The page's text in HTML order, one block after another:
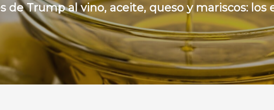
de Trump al vino, aceite, queso y mariscos: